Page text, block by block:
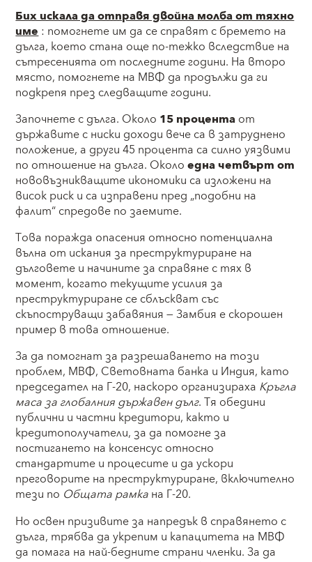
Бих искала да отправя двойна молба от тяхно
име: помогнете им да се справят с бремето на
дълга, което стана още по-тежко вследствие на
сътресенията от последните години. На второ
място, помогнете на МВФ да продължи да ги
подкрепя през следващите години.
Започнете с дълга. Около 15 процентаот
държавите с ниски доходи вече са в затруднено
положение, а други 45 процента са силно уязвими
по отношение на дълга. Околоедна четвърт от
нововъзникващите икономики са изложени на
висок риск и са изправени пред „подобни на
фалит“ спредове по заемите.
Това поражда опасения относно потенциална
вълна от искания за преструктуриране на
дълговете и начините за справяне с тях в
момент, когато текущите усилия за
преструктуриране се сблъскват със
скъпоструващи забавяния — Замбия е скорошен
пример в това отношение.
За да помогнат за разрешаването на този
проблем, МВФ, Световната банка и Индия, като
председател на Г-20, наскоро организираха Кръгла
маса за глобалния държавен дълг. Тя обедини
публични и частни кредитори, както и
кредитополучатели, за да помогне за
постигането на консенсус относно
стандартите и процесите и да ускори
преговорите на преструктуриране, включително
тези по Общата рамкана Г-20.
Но освен призивите за напредък в справянето с
дълга, трябва да укрепим и капацитета на МВФ
да помага на най-бедните страни членки. За да